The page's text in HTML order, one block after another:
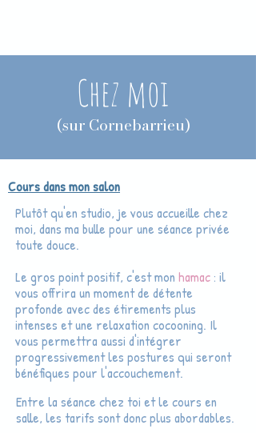
Chez moi
(sur Cornebarrieu)
Cours dans mon salon
Plutôt qu'en studio, je vous accueille chez
moi, dans ma bulle pour une séance privée
toute douce.
Le gros point positif, c'est mon hamac : il
vous offrira un moment de détente
profonde avec des étirements plus
intenses et une relaxation cocooning. Il
vous permettra aussi d'intégrer
progressivement les postures qui seront
bénéfiques pour l'accouchement.
Entre la séance chez toi et le cours en
salle, les tarifs sont donc plus abordables.